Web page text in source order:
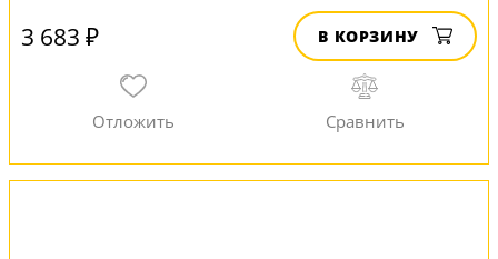
3 683 ₽ В КОРЗИНУ